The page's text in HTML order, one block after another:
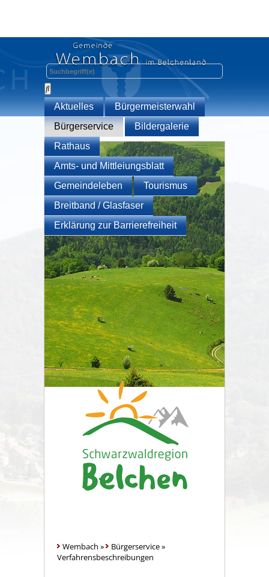
Aktuelles
Bürgermeisterwahl
Bürgerservice
Bildergalerie
Rathaus
Amts- und Mittleiungsblatt
Gemeindeleben
Tourismus
Breitband / Glasfaser
Erklärung zur Barrierefreiheit
Wembach » Bürgerservice»
Verfahrensbeschreibungen